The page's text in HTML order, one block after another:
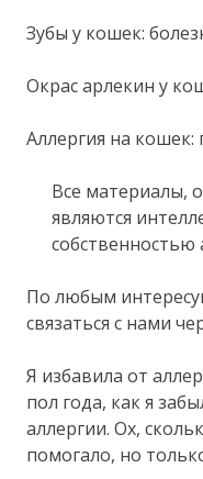
Зубы у кошек:
Окрас арлекин у
Аллергия на
Все материалы,
являются
По любым
связаться с нами
Я избавила от
пол года, как я
аллергии. Ох,
помогало, но